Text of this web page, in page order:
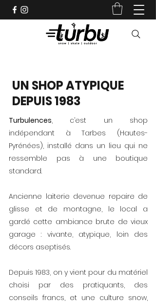
UN SHOP ATYPIQUE
DEPUIS 1983
Turbulences, c’est un shop
indépendant à Tarbes (Hautes-
Pyrénées), installé dans un lieu qui ne
ressemble pas à une boutique
standard.
Ancienne laiterie devenue repaire de
glisse et de montagne, le local a
gardé cette ambiance brute de vieux
garage : vivante, atypique, loin des
décors aseptisés.
Depuis 1983, on y vient pour du matériel
choisi par des pratiquants, des
conseils francs, et une culture snow,